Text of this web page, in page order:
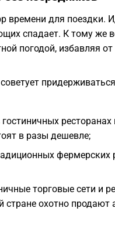
времени для поездки.
спадает. К тому же
погодой, избавляя
в разы дешевле;
фермерских
торговые сети и
стране охотно продают